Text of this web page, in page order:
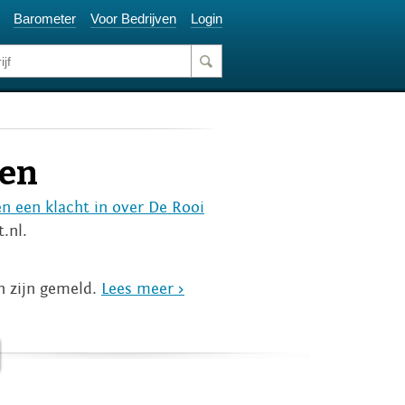
Barometer Voor Bedrijven Login
een klacht in over De Rooi
zijn gemeld. Lees meer >